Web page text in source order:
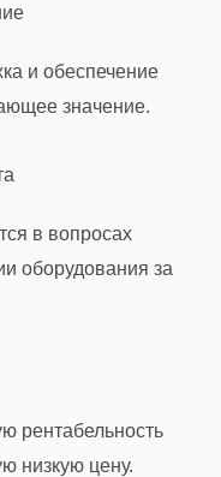
и обеспечение
значение.
в вопросах
оборудования за
рентабельность
низкую цену.